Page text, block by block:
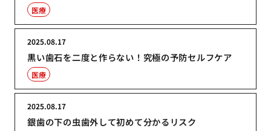
医療
黒い歯石を二度と作らない！究極の予防セルフケア
2025.08.17
医療
銀歯の下の虫歯外して初めて分かるリスク
2025.08.17